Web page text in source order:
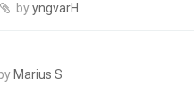
byyngvarH
by Marius S